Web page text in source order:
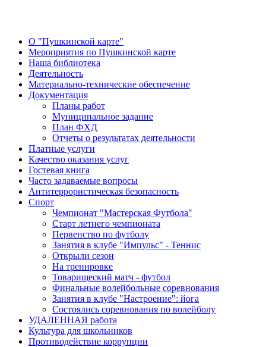
О "Пушкинской карте"
Мероприятия по Пушкинской карте
Наша библиотека
Деятельность
Материально-технические обеспечение
Документация
Планы работ
Муниципальное задание
План ФХД
Отчеты о результатах деятельности
Платные услуги
Качество оказания услуг
Гостевая книга
Часто задаваемые вопросы
Антитеррористическая безопасность
Спорт
Чемпионат "Мастерская Футбола"
Старт летнего чемпионата
Первенство по футболу
Занятия в клубе "Импульс" - Теннис
Открыли сезон
На тренировке
Товарищеский матч - футбол
Финальные волейбольные соревнования
Занятия в клубе "Настроение": йога
Состоялись соревнования по волейболу
УДАЛЕННАЯ работа
Культура для школьников
Противодействие коррупции